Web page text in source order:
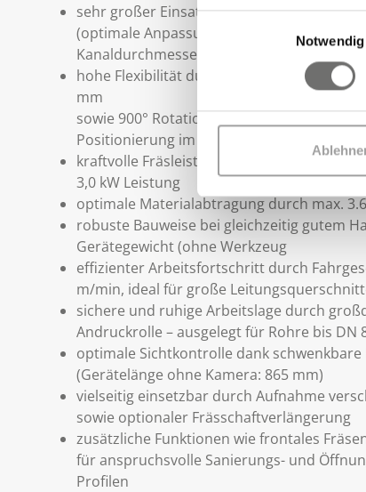
Einwilligungsauswahl
Notwendig
sehr großer Einsatzbereich in
(optimale Anpassung durch stabile
Kanaldurchmesser)
hohe Flexibilität durch erweiterten
mm
sowie 900° Rotation für maximale
Positionierung im Rohr
kraftvolle Fräsleistung durch
3,0 kW Leistung
optimale Materialabtragung durch max.
robuste Bauweise bei gleichzeitig gutem
Gerätegewicht (ohne Werkzeug
effizienter Arbeitsfortschritt durch
m/min, ideal für große
sichere und ruhige Arbeitslage durch
Andruckrolle – ausgelegt für Rohre bis DN
optimale Sichtkontrolle dank
(Gerätelänge ohne Kamera: 865 mm)
vielseitig einsetzbar durch Aufnahme
sowie optionaler Frässchaftverlängerung
zusätzliche Funktionen wie frontales
für anspruchsvolle Sanierungs- und
Profilen